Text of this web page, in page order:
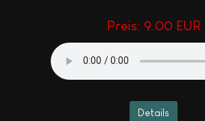
Preis: 9.00 EUR
Details